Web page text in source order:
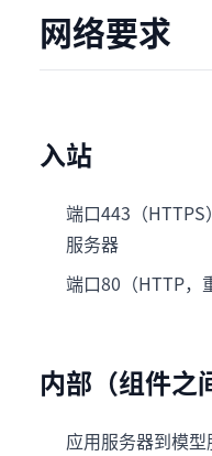
网络要求
入站
端口443（
服务器
端口80（HTTP
内部（组件之
应用服务器到模